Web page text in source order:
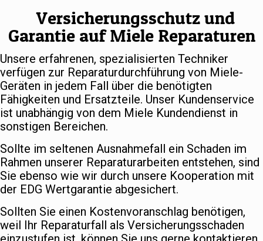
Versicherungsschutz und
Garantie auf Miele Reparaturen
Unsere erfahrenen, spezialisierten Techniker
verfügen zur Reparaturdurchführung von Miele-
Geräten in jedem Fall über die benötigten
Fähigkeiten und Ersatzteile. Unser Kundenservice
ist unabhängig von dem Miele Kundendienst in
sonstigen Bereichen.
Sollte im seltenen Ausnahmefall ein Schaden im
Rahmen unserer Reparaturarbeiten entstehen, sind
Sie ebenso wie wir durch unsere Kooperation mit
der EDG Wertgarantie abgesichert.
Sollten Sie einen Kostenvoranschlag benötigen,
weil Ihr Reparaturfall als Versicherungsschaden